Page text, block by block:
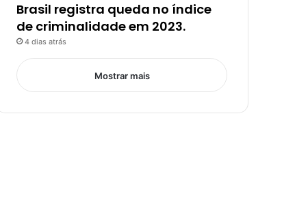
Brasil registra queda no índice
de criminalidade em 2023.
4 dias atrás
Mostrar mais